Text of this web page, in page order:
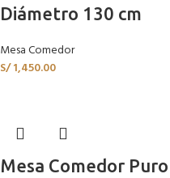
Diámetro 130 cm
Mesa Comedor
S/1,450.00
Mesa Comedor